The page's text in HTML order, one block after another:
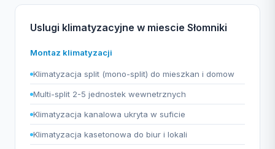
Uslugi klimatyzacyjne w miescie Słomniki
Montaz klimatyzacji
Klimatyzacja split (mono-split) do mieszkan i domow
Multi-split 2-5 jednostek wewnetrznych
Klimatyzacja kanalowa ukryta w suficie
Klimatyzacja kasetonowa do biur i lokali